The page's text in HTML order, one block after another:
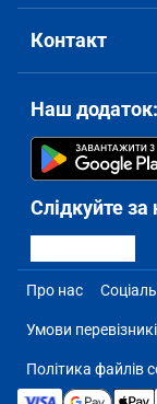
Контакт
Наш додаток:
Слідкуйте
Про нас
Умови
Політика файлів